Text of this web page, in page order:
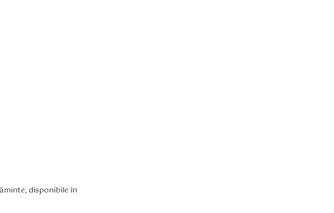
disponibile în